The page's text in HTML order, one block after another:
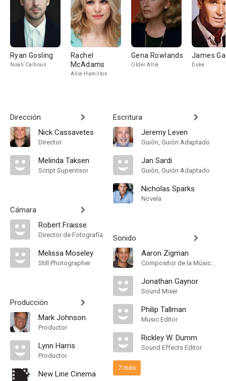
Ryan Gosling
Noah Calhoun
Rachel
McAdams
Allie Hamilton
Gena Rowlands
Older Allie
James
Duke
Dirección
Nick Cassavetes
Director
Melinda Taksen
Script Supervisor
Cámara
Robert Fraisse
Director de Fotografía
Melissa Moseley
Still Photographer
Producción
Mark Johnson
Productor
Lynn Harris
Productor
New Line Cinema
Escritura
Jeremy Leven
Guión, Guión Adaptado
Jan Sardi
Guión, Guión Adaptado
Nicholas Sparks
Novela
Sonido
Aaron Zigman
Compositor de la Música Original
Jonathan Gaynor
Sound Mixer
Philip Tallman
Music Editor
Rickley W. Dumm
Sound Effects Editor
7 más